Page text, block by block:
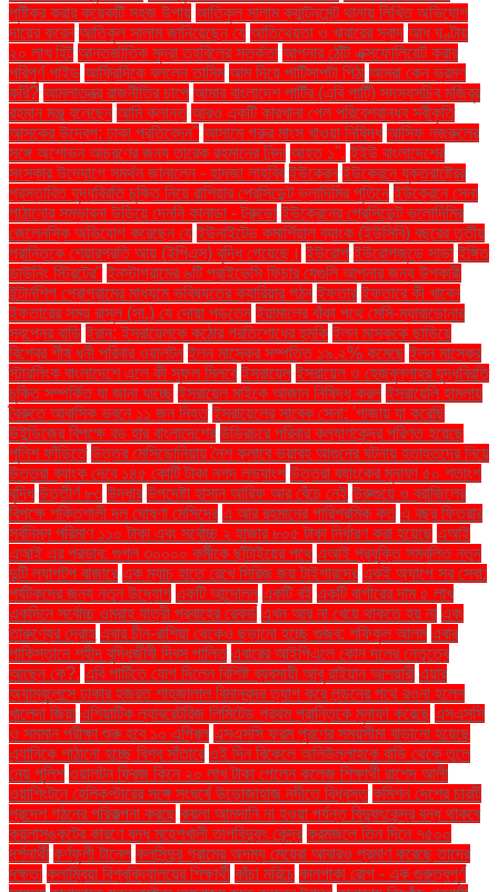
পুষ্টিকর করার কয়েকটি সহজ উপায় আতিকুল সালাম ক্যান্টনমেন্ট থানায় লিখিত অভিযোগ
দায়ের করেন আতিকুল সালাম জানিয়েছেন যে আতিথেয়তা ও খাবারের স্বাদ আধ ঘণ্টায়
২০ লাখ হিট আন্তর্জাতিক মুদ্রা তহবিলের সতর্কতা আপনার ঠোঁট এক্সফোলিয়েট করার
পরিপূর্ণ গাইড আফ্রিদিকে বললেন তামিম আম দিয়ে পাটিসাপটা পিঠা আমরা কেন ভ্রমণ
করি? আমলাতন্ত্র রাজনীতির চাপে আমার বাংলাদেশ পার্টির (এবি পার্টি) সদস্যসচিব মজিবুর
রহমান মঞ্জু বলেছেন আমি ক্লান্ত আরও একটি কারখানা পেল পরিবেশবান্ধব স্বীকৃতি
আসকের উদ্বেগ: ঢাকা প্রতিবেদন" আসামে গরুর মাংস খাওয়া নিষিদ্ধ আসিফ নজরুলের
সঙ্গে অশোভন আচরণের জন্য তারেক রহমানের নিন্দা আহত ১". ইইউ বাংলাদেশের
সংস্কার উদ্যোগে সমর্থন জানালেন - হাদজা লাহবিব ইউক্রেন ইউক্রেনে যুক্তরাষ্ট্রের
প্রস্তাবিত যুদ্ধবিরতি চুক্তি নিয়ে রাশিয়ার প্রেসিডেন্ট ভ্লাদিমির পুতিনে ইউক্রেনে সেনা
পাঠানোর সম্ভাবনা উড়িয়ে দেননি কানাডা - ট্রুডো ইউক্রেনের প্রেসিডেন্ট ভলোদিমির
জেলেনস্কি অভিযোগ করেছেন যে ইউনাইটেড কমার্শিয়াল ব্যাংক (ইউসিবি) বছরের তৃতীয়
প্রান্তিকে শেয়ারপ্রতি আয় (ইপিএস) বৃদ্ধি পেয়েছে। ইউরোপ ইউরোপজুড়ে সাড়া ইঙ্গিত
ডাউনিং স্ট্রিটের" ইনস্টাগ্রামের ৬টি প্রাইভেসি ফিচার যেগুলি আপনার জন্য উপকারী
ইন্টার্নশিপ প্রোগ্রামের মাধ্যমে ভবিষ্যতের ক্যারিয়ার গঠন ইফতার ইফতারে কী খাবেন
ইফতারের সময় রাসুল (সা.) যে দোয়া পড়তেন ইয়ামালের বাঁকা পথে মেসি-ম্যারাডোনার
স্বপ্নের বাড়ি ইরান: ইসরায়েলকে কঠোর প্রতিশোধের হুমকি ইলন মাস্ককে ছাড়িয়ে
বিশ্বের শীর্ষ ধনী পরিবার ওয়ালটন ইলন মাস্কের সম্পত্তি ১৯.২% কমেছে ইলন মাস্কের
স্টারলিংক বাংলাদেশে এলে কী সুফল মিলবে ইসরায়েল ইসরায়েল ও হেজবুল্লাহর যুদ্ধবিরতি
চুক্তি সম্পর্কিত যা জানা যাচ্ছে ইসরায়েল মাইকে আজান নিষিদ্ধ করল ইসরায়েলি হামলায়
বৈরুতে আবাসিক ভবনে ১১ জন নিহত ইসরায়েলের সাবেক সেনা: 'গাজায় যা করেছি
উইন্ডিজের বিপক্ষে বড় হার বাংলাদেশের উড়িরচরে পরিবার কল্যাণকেন্দ্র পরিণত হয়েছে
পুলিশ ফাঁড়িতে উত্তর মেসিডোনিয়ায় নৈশ ক্লাবে ভয়াবহ আগুনের ঘটনায় হতাহতদের নিয়ে
উত্তরা ব্যাংক দেবে ১৪৫ কোটি টাকা নগদ লভ্যাংশ উত্তরা ব্যাংকের মুনাফা ৫০ শতাংশ
বৃদ্ধি উত্তীর্ণ ৮৩ উদ্ধার উপদেষ্টা হাসান আরিফ আর বেঁচে নেই উরুগুয়ে ও ব্রাজিলের
বিপক্ষে শক্তিশালী দল ঘোষণা মেসিদের এ আর রহমানের পারিশ্রমিক কত এ বছর ফিতরার
সর্বনিম্ন পরিমাণ ১১০ টাকা এবং সর্বোচ্চ ২ হাজার ৮০৫ টাকা নির্ধারণ করা হয়েছে এআই
এআই এর প্রভাব: গুগল ৩০০০০ কর্মীকে ছাঁটাইয়ের পথে এআই প্রযুক্তি সম্বলিত নতুন
দুটি ল্যাপটপ বাজারে এক ম্যাচ হাতে রেখে সিরিজ জয় টাইগারদের একই অ্যাপে সব সেবা:
পর্যটকদের জন্য নতুন উদ্যোগ একটি আন্দোলন একটি বই একটি বার্গারের দাম ৫ লাখ
একদিনে সর্বোচ্চ ওমরাহ যাত্রী প্রবাহের রেকর্ড এখন আর না খেয়ে থাকতে হয় না এবং
তারুণ্যের দ্রোহ এবার চীন-রাশিয়া থেকেও ছড়ানো হচ্ছে গুজব: শফিকুল আলম এবার
পাকিস্তানে শহীদ বুদ্ধিজীবী দিবস পালিত এবারের আইপিএলে কোন দলের নেতৃত্বে
আছেন কে?. এবি পার্টিতে যোগ দিলেন বিশিষ্ট ব্যবসায়ী আবু রাইয়ান আশয়ারী এয়ার
অ্যাম্বুলেন্সে ঢাকার হজরত শাহজালাল বিমানবন্দর ত্যাগ করে লন্ডনের পথে রওনা হলেন
খালেদা জিয়া এশিয়াটিক ল্যাবরেটরিজ লিমিটেড প্রথম প্রান্তিকে মুনাফা করেছে এসএসসি
ও সমমান পরীক্ষা শুরু হবে ১০ এপ্রিল এসএসসি ফরম পূরণের সময়সীমা বাড়ানো হয়েছে
এ্যানিকে পাঠানো হচ্ছে বিশ্ব সাঁতারে ওই দিন বিকেলে অলিউল্লাহকে বাড়ি থেকে তুলে
নেয় পুলিশ ওয়ালটন ফ্রিজ কিনে ২০ লাখ টাকা পেলেন কলেজ শিক্ষার্থী রাশেদ আলী
ওয়াশিংটনে হেলিকপ্টারের সঙ্গে সংঘর্ষে উড়োজাহাজ নদীতে বিধ্বস্ত কমিশন দেশের চারটি
প্রদেশ গঠনের পরিকল্পনা করছে কয়লা আমদানি না হওয়া পর্যন্ত বিদ্যুৎকেন্দ্র বন্ধ থাকবে
কয়লাসঙ্কটের কারণে বন্ধ মহেশখালী তাপবিদ্যুৎ কেন্দ্র করমজলে তিন দিনে ৭৫০০
দর্শনার্থী কর্ণফুলী টানেল কলসিন্দুর গ্রামের অদম্য মেয়েরা আবারও প্রমাণ করেছে তাদের
দক্ষতা কলাম্বিয়া বিশ্ববিদ্যালয়ের শিক্ষার্থী কাঁচা মরিচে কানপাকা রোগ - এক গুরুত্বপুর্ণ